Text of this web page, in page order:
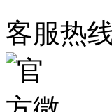
客服热